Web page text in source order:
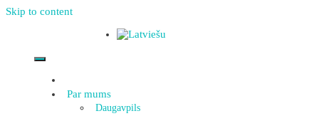
Skip to content
Par mums
Daugavpils